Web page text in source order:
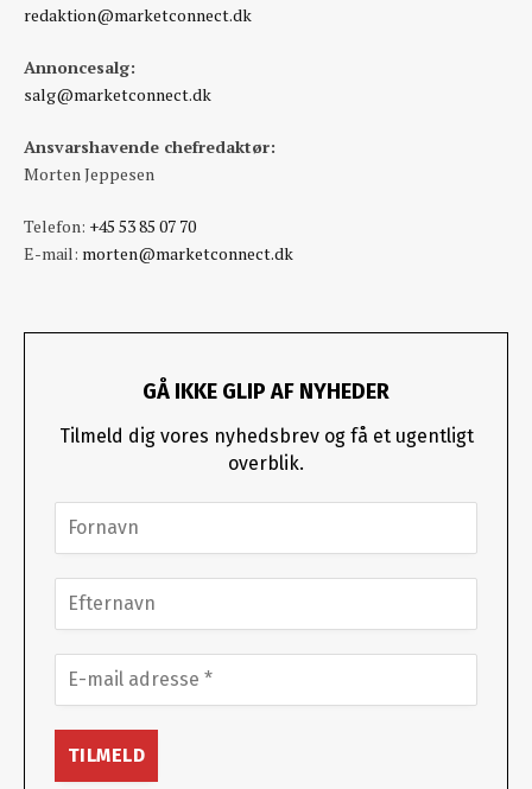
redaktion@marketconnect.dk
Annoncesalg:
salg@marketconnect.dk
Ansvarshavende chefredaktør:
Morten Jeppesen
Telefon: +45 53 85 07 70
E-mail: morten@marketconnect.dk
GÅ IKKE GLIP AF NYHEDER
Tilmeld dig vores nyhedsbrev og få et ugentligt
overblik.